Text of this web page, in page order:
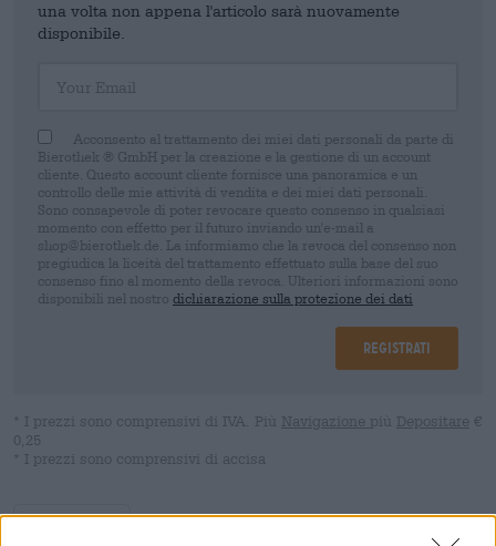
una volta non appena l'articolo sarà nuovamente
disponibile.
Acconsento al trattamento dei miei dati personali da parte di
Bierothek ® GmbH per la creazione e la gestione di un account
cliente. Questo account cliente fornisce una panoramica e un
controllo delle mie attività di vendita e dei miei dati personali.
Sono consapevole di poter revocare questo consenso in qualsiasi
momento con effetto per il futuro inviando un'e-mail a
shop@bierothek.de. La informiamo che la revoca del consenso non
pregiudica la liceità del trattamento effettuato sulla base del suo
consenso fino al momento della revoca. Ulteriori informazioni sono
disponibili nel nostro dichiarazione sulla protezione dei dati
Registrati
* I prezzi sono comprensivi di IVA. Più Navigazione più Depositare €
0,25
* I prezzi sono comprensivi di accisa